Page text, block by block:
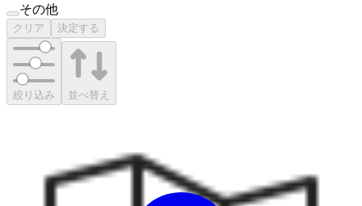
その他
クリア 決定する
絞り込み 並べ替え